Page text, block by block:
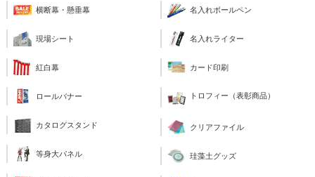
横断幕・懸垂幕
現場シート
紅白幕
ロールバナー
カタログスタンド
等身大パネル
名入れボールペン
名入れライター
カード印刷
トロフィー（表彰商品）
クリアファイル
珪藻土グッズ